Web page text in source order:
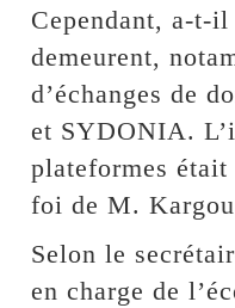
Cependant, a-t-
demeurent,
d’échanges de
et SYDONIA.
plateformes était
foi de M.
Selon le
en charge de